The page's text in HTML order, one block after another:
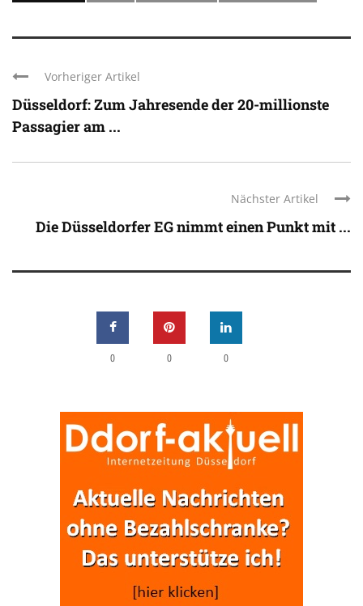
Vorheriger Artikel
Düsseldorf: Zum Jahresende der 20-millionste
Passagier am ...
Nächster Artikel
Die Düsseldorfer EG nimmt einen Punkt mit ...
0 0 0